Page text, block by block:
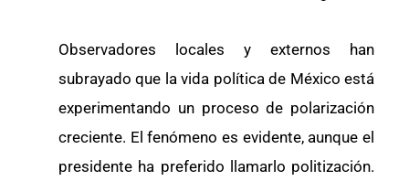
Observadores locales y externos han
subrayado que la vida política de México está
experimentando un proceso de polarización
creciente. El fenómeno es evidente, aunque el
presidente ha preferido llamarlo politización.